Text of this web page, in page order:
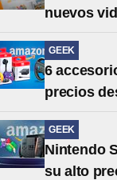
nuevos
GEEK
6
precios
GEEK
Nintendo
su alto